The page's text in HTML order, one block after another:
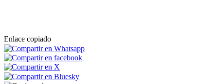
Enlace copiado